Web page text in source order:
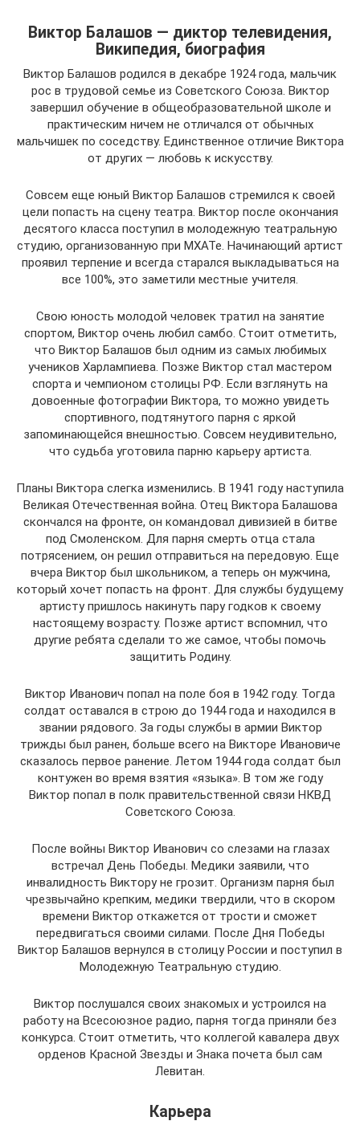
Виктор Балашов — диктор телевидения,
Википедия, биография
Виктор Балашов родился в декабре 1924 года, мальчик
рос в трудовой семье из Советского Союза. Виктор
завершил обучение в общеобразовательной школе и
практическим ничем не отличался от обычных
мальчишек по соседству. Единственное отличие Виктора
от других — любовь к искусству.
Совсем еще юный Виктор Балашов стремился к своей
цели попасть на сцену театра. Виктор после окончания
десятого класса поступил в молодежную театральную
студию, организованную при МХАТе. Начинающий артист
проявил терпение и всегда старался выкладываться на
все 100%, это заметили местные учителя.
Свою юность молодой человек тратил на занятие
спортом, Виктор очень любил самбо. Стоит отметить,
что Виктор Балашов был одним из самых любимых
учеников Харлампиева. Позже Виктор стал мастером
спорта и чемпионом столицы РФ. Если взглянуть на
довоенные фотографии Виктора, то можно увидеть
спортивного, подтянутого парня с яркой
запоминающейся внешностью. Совсем неудивительно,
что судьба уготовила парню карьеру артиста.
Планы Виктора слегка изменились. В 1941 году наступила
Великая Отечественная война. Отец Виктора Балашова
скончался на фронте, он командовал дивизией в битве
под Смоленском. Для парня смерть отца стала
потрясением, он решил отправиться на передовую. Еще
вчера Виктор был школьником, а теперь он мужчина,
который хочет попасть на фронт. Для службы будущему
артисту пришлось накинуть пару годков к своему
настоящему возрасту. Позже артист вспомнил, что
другие ребята сделали то же самое, чтобы помочь
защитить Родину.
Виктор Иванович попал на поле боя в 1942 году. Тогда
солдат оставался в строю до 1944 года и находился в
звании рядового. За годы службы в армии Виктор
трижды был ранен, больше всего на Викторе Ивановиче
сказалось первое ранение. Летом 1944 года солдат был
контужен во время взятия «языка». В том же году
Виктор попал в полк правительственной связи НКВД
Советского Союза.
После войны Виктор Иванович со слезами на глазах
встречал День Победы. Медики заявили, что
инвалидность Виктору не грозит. Организм парня был
чрезвычайно крепким, медики твердили, что в скором
времени Виктор откажется от трости и сможет
передвигаться своими силами. После Дня Победы
Виктор Балашов вернулся в столицу России и поступил в
Молодежную Театральную студию.
Виктор послушался своих знакомых и устроился на
работу на Всесоюзное радио, парня тогда приняли без
конкурса. Стоит отметить, что коллегой кавалера двух
орденов Красной Звезды и Знака почета был сам
Левитан.
Карьера